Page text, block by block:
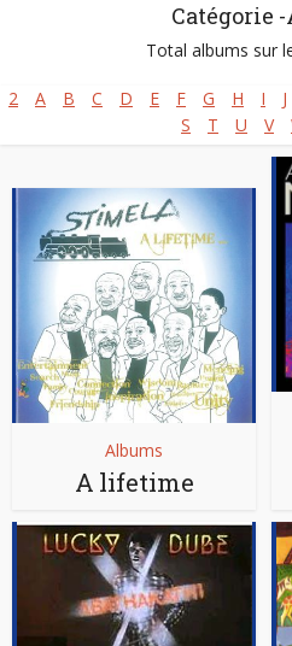
Pays: Afrique
Catégorie
Total albums sur
2 A B C D E F G H I J
S
T U V
Albums
A lifetime